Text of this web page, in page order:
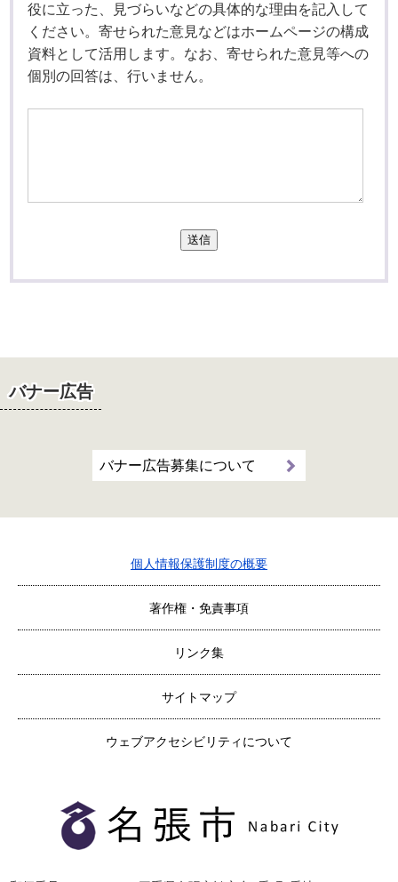
役に立った、見づらいなどの具体的な理由を記入して
ください。寄せられた意見などはホームページの構成
資料として活用します。なお、寄せられた意見等への
個別の回答は、行いません。
送信
バナー広告
バナー広告募集について
個人情報保護制度の概要
著作権・免責事項
リンク集
サイトマップ
ウェブアクセシビリティについて